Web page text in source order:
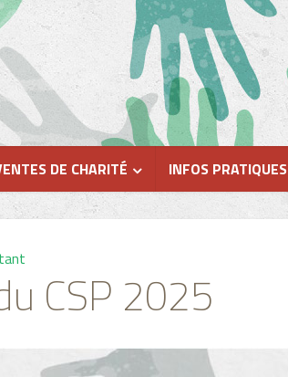
DE CHARITÉ INFOS PRATIQUES
CSP 2025